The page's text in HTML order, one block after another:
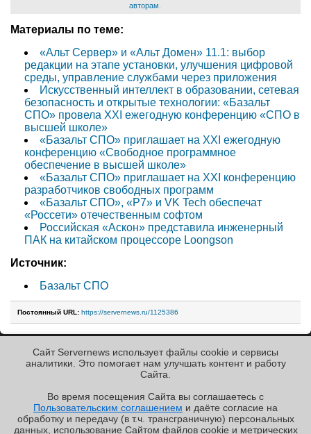
✖
авторам.
Материалы по теме:
«Альт Сервер» и «Альт Домен» 11.1: выбор
редакции на этапе установки, улучшения цифровой
среды, управление службами через приложения
Искусственный интеллект в образовании, сетевая
безопасность и открытые технологии: «Базальт
СПО» провела XXI ежегодную конференцию «СПО в
высшей школе»
«Базальт СПО» приглашает на XXI ежегодную
конференцию «Свободное программное
обеспечение в высшей школе»
«Базальт СПО» приглашает на XXI конференцию
разработчиков свободных программ
«Базальт СПО», «P7» и VK Tech обеспечат
«Россети» отечественным софтом
Российская «Аскон» представила инженерный
ПАК на китайском процессоре Loongson
Источник:
Базальт СПО
Постоянный URL: https://servernews.ru/1125386
« Назад к ленте
РЕКЛАМА • ООО «ЛАБОРАТОРИЯ ЧИСЛИТЕЛЬ»
Copyright ©2010-2026
Servernews.Пользовательское
Сайт Servernews использует файлы cookie и сервисы
аналитики. Это помогает нам улучшать контент и работу
Cайта.
Во время посещения Cайта вы соглашаетесь с
Пользовательским соглашением и даёте согласие на
обработку и передачу (в т.ч. трансграничную) персональных
данных, использование Cайтом файлов cookie и метрических